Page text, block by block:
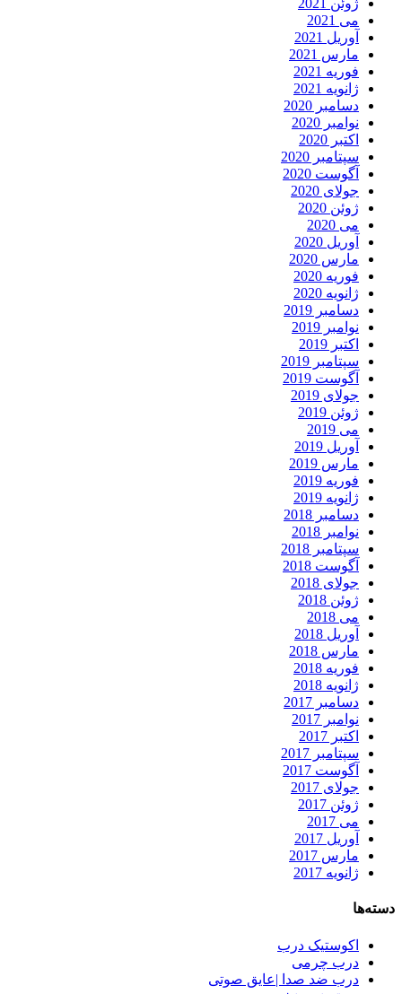
ژوئن 2021
می 2021
آوریل 2021
مارس 2021
فوریه 2021
ژانویه 2021
دسامبر 2020
نوامبر 2020
اکتبر 2020
سپتامبر 2020
آگوست 2020
جولای 2020
ژوئن 2020
می 2020
آوریل 2020
مارس 2020
فوریه 2020
ژانویه 2020
دسامبر 2019
نوامبر 2019
اکتبر 2019
سپتامبر 2019
آگوست 2019
جولای 2019
ژوئن 2019
می 2019
آوریل 2019
مارس 2019
فوریه 2019
ژانویه 2019
دسامبر 2018
نوامبر 2018
سپتامبر 2018
آگوست 2018
جولای 2018
ژوئن 2018
می 2018
آوریل 2018
مارس 2018
فوریه 2018
ژانویه 2018
دسامبر 2017
نوامبر 2017
اکتبر 2017
سپتامبر 2017
آگوست 2017
جولای 2017
ژوئن 2017
می 2017
آوریل 2017
مارس 2017
ژانویه 2017
دسته‌ها
اکوستیک درب
درب چرمی
درب ضد صدا |عایق صوتی